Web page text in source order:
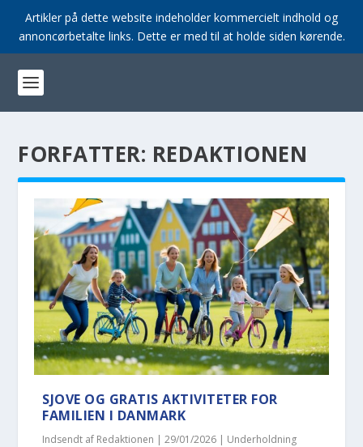
Artikler på dette website indeholder kommercielt indhold og
annoncørbetalte links. Dette er med til at holde siden kørende.
FORFATTER: REDAKTIONEN
SJOVE OG GRATIS AKTIVITETER FOR
FAMILIEN I DANMARK
Indsendt af Redaktionen |29/01/2026 | Underholdning